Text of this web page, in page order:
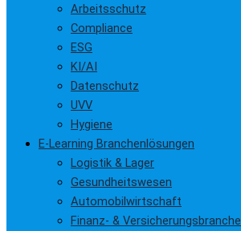
Arbeitsschutz
Compliance
ESG
KI/AI
Datenschutz
UVV
Hygiene
E-Learning Branchenlösungen
Logistik & Lager
Gesundheitswesen
Automobilwirtschaft
Finanz- & Versicherungsbranche